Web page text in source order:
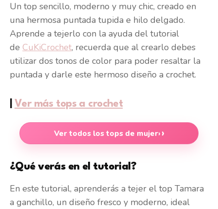
Un top sencillo, moderno y muy chic, creado en
una hermosa puntada tupida e hilo delgado.
Aprende a tejerlo con la ayuda del tutorial
de CuKiCrochet, recuerda que al crearlo debes
utilizar dos tonos de color para poder resaltar la
puntada y darle este hermoso diseño a crochet.
Ver más tops a crochet
Ver todos los tops de mujer›
¿Qué verás en el tutorial?
En este tutorial, aprenderás a tejer el top Tamara
a ganchillo, un diseño fresco y moderno, ideal